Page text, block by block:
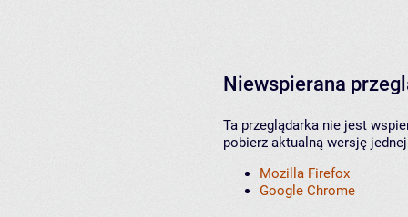
Niewspierana
Ta przeglądarka nie jest
pobierz aktualną wersję
Mozilla Firefox
Google Chrome